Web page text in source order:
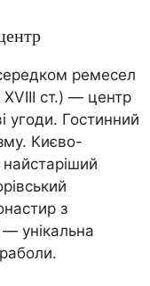
ремесел
XVIII ст.) — центр
угоди. Гостинний
Києво-
з
унікальна